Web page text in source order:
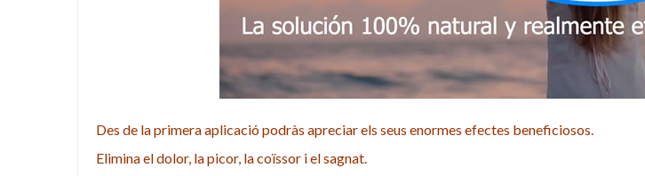
Des de la primera aplicació podràs apreciar els seus enormes efectes beneficiosos.
Elimina el dolor, la picor, la coïssor i el sagnat.